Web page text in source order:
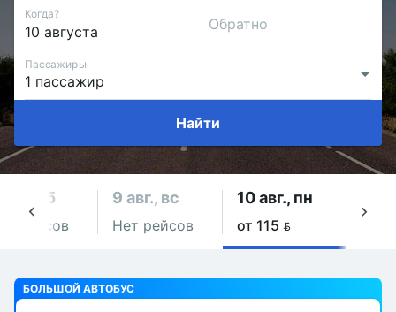
Когда?
Обратно
Пассажиры
Найти
сб
рейсов
9 авг., вс
Нет рейсов
10 авг., пн
от 115 
БОЛЬШОЙ АВТОБУС